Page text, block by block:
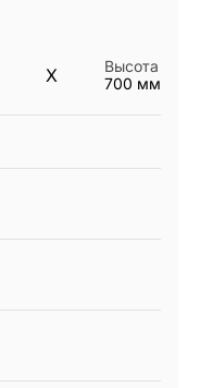
X
Высота
700 мм